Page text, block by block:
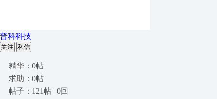
普科科技
关注 私信
精华：0帖
求助：0帖
帖子：121帖 | 0回